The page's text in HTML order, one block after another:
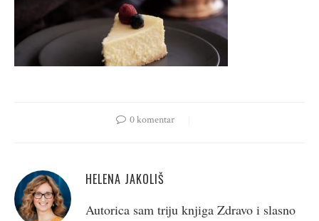
0 komentar
HELENA JAKOLIŠ
Autorica sam triju knjiga Zdravo i slasno